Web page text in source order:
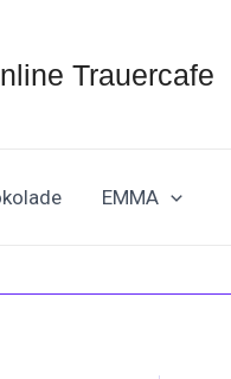
Trauercafe
EMMA